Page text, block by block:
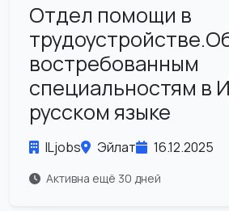
Отдел помощи в
востребованным
специальностям в
русском языке
ILjobs Эйлат 16.12.2025
Активна ещё 30 дней